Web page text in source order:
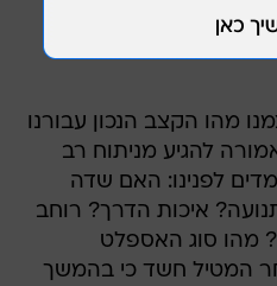
וקו התנועה
מהו הקצב הנכון עבורנו
להגיע מניתוח רב
לפנינו: האם שדה
איכות הדרך? רוחב
מהו סוג האספלט
המטיל חשד כי בהמשך